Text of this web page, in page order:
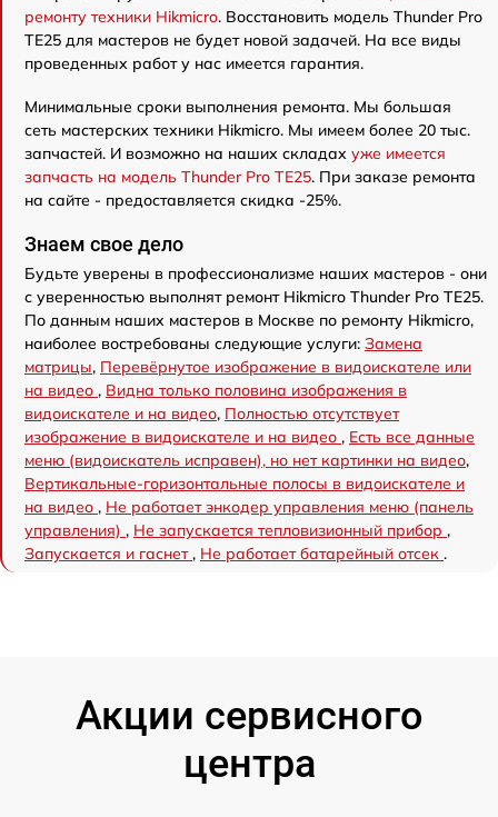
ремонту техники Hikmicro. Восстановить модель Thunder Pro
TE25 для мастеров не будет новой задачей. На все виды
проведенных работ у нас имеется гарантия.
Минимальные сроки выполнения ремонта. Мы большая
сеть мастерских техники Hikmicro. Мы имеем более 20 тыс.
запчастей. И возможно на наших складах уже имеется
запчасть на модель Thunder Pro TE25. При заказе ремонта
на сайте - предоставляется скидка -25%.
Знаем свое дело
Будьте уверены в профессионализме наших мастеров - они
с уверенностью выполнят ремонт Hikmicro Thunder Pro TE25.
По данным наших мастеров в Москве по ремонту Hikmicro,
наиболее востребованы следующие услуги: Замена
матрицы, Перевёрнутое изображение в видоискателе или
на видео , Видна только половина изображения в
видоискателе и на видео, Полностью отсутствует
изображение в видоискателе и на видео , Есть все данные
меню (видоискатель исправен), но нет картинки на видео,
Вертикальные-горизонтальные полосы в видоискателе и
на видео , Не работает энкодер управления меню (панель
управления) , Не запускается тепловизионный прибор ,
Запускается и гаснет, Не работает батарейный отсек .
Акции сервисного
центра